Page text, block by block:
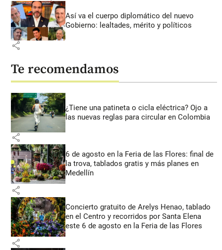
Así va el cuerpo diplomático del nuevo
Gobierno: lealtades, mérito y políticos
share
Te recomendamos
¿Tiene una patineta o cicla eléctrica? Ojo a
las nuevas reglas para circular en Colombia
share
6 de agosto en la Feria de las Flores: final de
la trova, tablados gratis y más planes en
Medellín
share
Concierto gratuito de Arelys Henao, tablado
en el Centro y recorridos por Santa Elena
este 6 de agosto en la Feria de las Flores
share